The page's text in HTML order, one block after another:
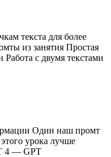
текста для более
из занятия Простая
с двумя текстами
Один наш промт
урока лучше
4 — GPT